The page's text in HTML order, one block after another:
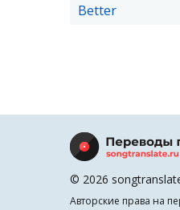
Better
© 2026
Авторские права на